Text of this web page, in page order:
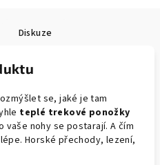
Diskuze
se, jaké je tam
teplé trekové ponožky
vaše nohy se postarají. A čím
Horské přechody, lezení,